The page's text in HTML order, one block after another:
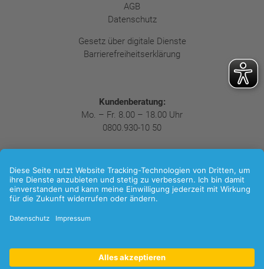
AGB
Datenschutz
Gesetz über digitale Dienste
Barrierefreiheitserklärung
Kundenberatung:
Mo. – Fr. 8.00 – 18.00 Uhr
0800.930-10 50
LinkedInXing FacebookInstagram